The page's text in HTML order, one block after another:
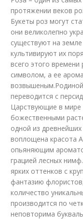
протяжении веков
Букеты роз могут
они великолепно
существуют на
культивируют их
всего этого
символом, а ее
переводится с
Царствующие в мире
божественными
одной из
воплощена красота
опьяняющим
грацией лесных
ярких оттенков с
фантазию
количество
производится по
неповторима